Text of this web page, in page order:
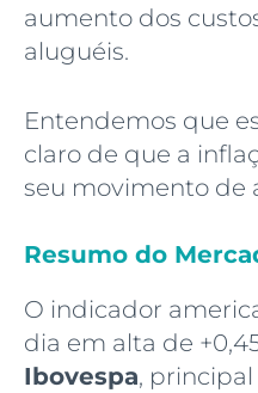
aumento dos
aluguéis.
Entendemos que
claro de que a
seu movimento de
Resumo do
O indicador
dia em alta de
Ibovespa,